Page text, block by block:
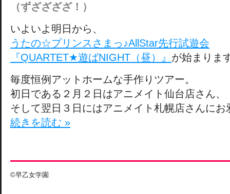
（ずざざざざ！）
いよいよ明日から、
うたの☆プリンスさまっ♪AllStar先行試遊会
『QUARTET★遊ばNIGHT（昼）』 が始まりま
毎度恒例アットホームな手作りツアー。
初日である２月２日はアニメイト仙台店さん、
そして翌日３日にはアニメイト札幌店さんにお
続きを読む »
©早乙女学園